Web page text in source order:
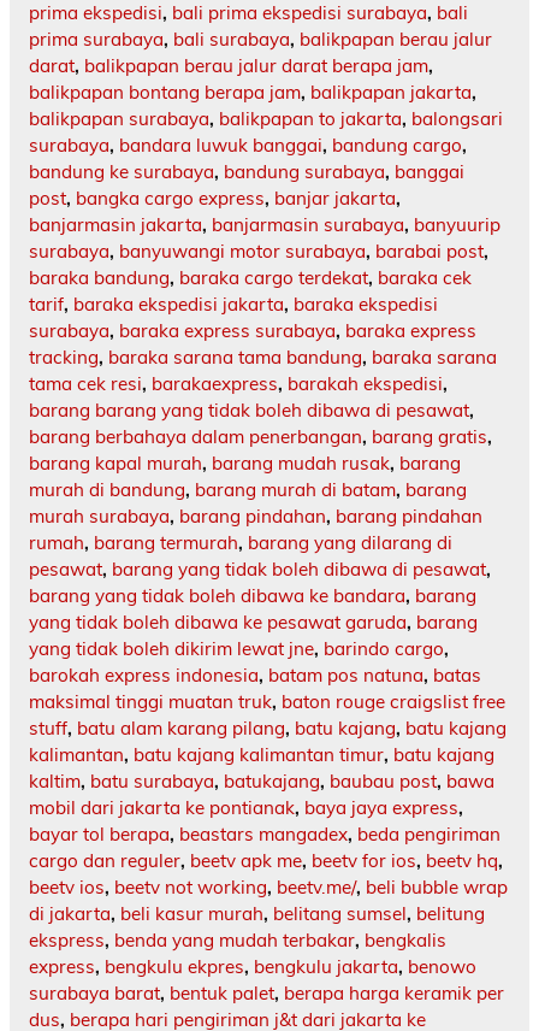
prima ekspedisi, bali prima ekspedisi surabaya, bali
prima surabaya, bali surabaya, balikpapan berau jalur
darat, balikpapan berau jalur darat berapa jam,
balikpapan bontang berapa jam, balikpapan jakarta,
balikpapan surabaya, balikpapan to jakarta, balongsari
surabaya, bandara luwuk banggai, bandung cargo,
bandung ke surabaya, bandung surabaya, banggai
post, bangka cargo express, banjar jakarta,
banjarmasin jakarta, banjarmasin surabaya, banyuurip
surabaya, banyuwangi motor surabaya, barabai post,
baraka bandung, baraka cargo terdekat, baraka cek
tarif, baraka ekspedisi jakarta, baraka ekspedisi
surabaya, baraka express surabaya, baraka express
tracking, baraka sarana tama bandung, baraka sarana
tama cek resi, barakaexpress, barakah ekspedisi,
barang barang yang tidak boleh dibawa di pesawat,
barang berbahaya dalam penerbangan, barang gratis,
barang kapal murah, barang mudah rusak, barang
murah di bandung, barang murah di batam, barang
murah surabaya, barang pindahan, barang pindahan
rumah, barang termurah, barang yang dilarang di
pesawat, barang yang tidak boleh dibawa di pesawat,
barang yang tidak boleh dibawa ke bandara, barang
yang tidak boleh dibawa ke pesawat garuda, barang
yang tidak boleh dikirim lewat jne, barindo cargo,
barokah express indonesia, batam pos natuna, batas
maksimal tinggi muatan truk, baton rouge craigslist free
stuff, batu alam karang pilang, batu kajang, batu kajang
kalimantan, batu kajang kalimantan timur, batu kajang
kaltim, batu surabaya, batukajang, baubau post, bawa
mobil dari jakarta ke pontianak, baya jaya express,
bayar tol berapa, beastars mangadex, beda pengiriman
cargo dan reguler, beetv apk me, beetv for ios, beetv hq,
beetv ios, beetv not working, beetv.me/, beli bubble wrap
di jakarta, beli kasur murah, belitang sumsel, belitung
ekspress, benda yang mudah terbakar, bengkalis
express, bengkulu ekpres, bengkulu jakarta, benowo
surabaya barat, bentuk palet, berapa harga keramik per
dus, berapa hari pengiriman j&t dari jakarta ke